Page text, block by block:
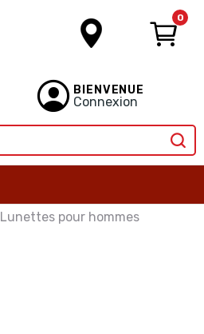
0
BIENVENUE
Connexion
Lunettes pour hommes